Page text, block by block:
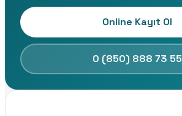
Online Kayıt Ol
0 (850) 888 73 55